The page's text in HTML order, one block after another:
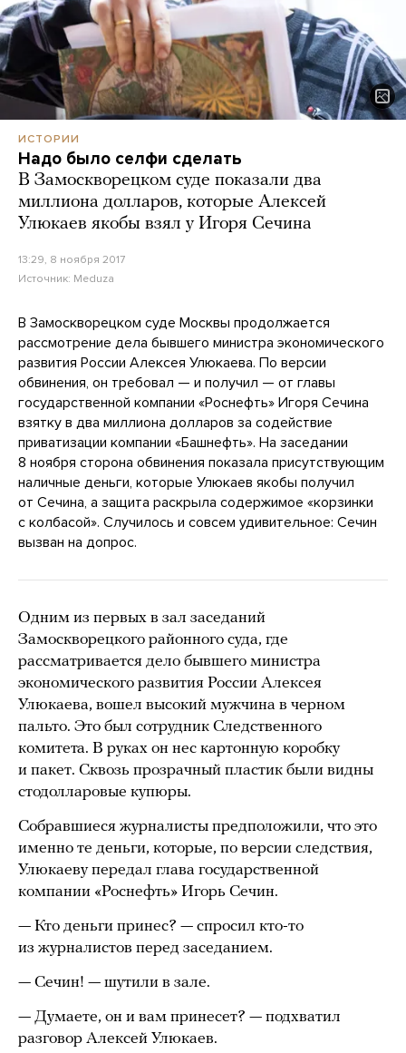
ИСТОРИИ
Надо было селфи сделать
В Замоскворецком суде показали два
миллиона долларов, которые Алексей
Улюкаев якобы взял у Игоря Сечина
13:29, 8 ноября 2017
Источник: Meduza
В Замоскворецком суде Москвы продолжается
рассмотрение дела бывшего министра экономического
развития России Алексея Улюкаева. По версии
обвинения, он требовал — и получил — от главы
государственной компании «Роснефть» Игоря Сечина
взятку в два миллиона долларов за содействие
приватизации компании «Башнефть». На заседании
8 ноября сторона обвинения показала присутствующим
наличные деньги, которые Улюкаев якобы получил
от Сечина, а защита раскрыла содержимое «корзинки
с колбасой». Случилось и совсем удивительное: Сечин
вызван на допрос.
Одним из первых в зал заседаний
Замоскворецкого районного суда, где
рассматривается дело бывшего министра
экономического развития России Алексея
Улюкаева, вошел высокий мужчина в черном
пальто. Это был сотрудник Следственного
комитета. В руках он нес картонную коробку
и пакет. Сквозь прозрачный пластик были видны
стодолларовые купюры.
Собравшиеся журналисты предположили, что это
именно те деньги, которые, по версии следствия,
Улюкаеву передал глава государственной
компании «Роснефть» Игорь Сечин.
— Кто деньги принес? — спросил кто-то
из журналистов перед заседанием.
— Сечин! — шутили в зале.
— Думаете, он и вам принесет? — подхватил
разговор Алексей Улюкаев.